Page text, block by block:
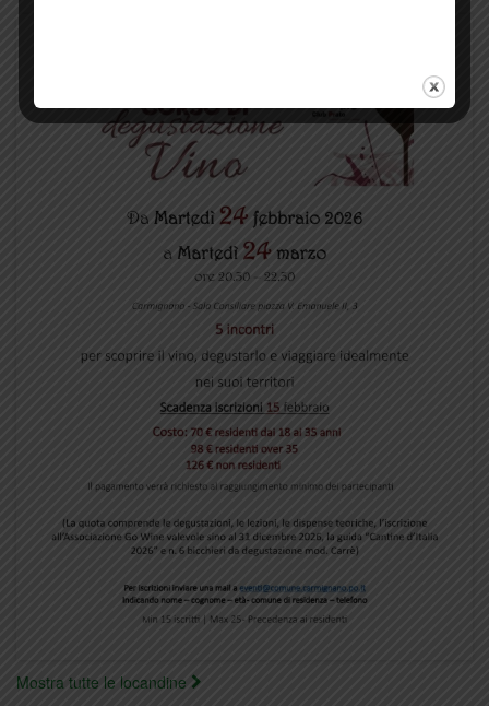
Mostra tutte le locandine